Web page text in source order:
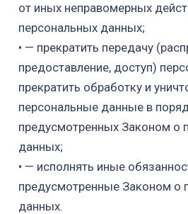
от иных неправомерных
персональных данных;
• — прекратить передачу
предоставление, доступ)
прекратить обработку и
персональные данные в
предусмотренных Законом о
данных;
• — исполнять иные
предусмотренные Законом о
данных.